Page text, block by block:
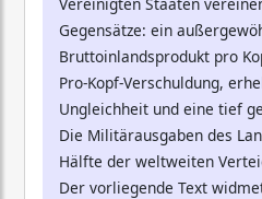
Gegensätze: ein
Bruttoinlandsprodukt pro
Pro-Kopf-Verschuldung,
Ungleichheit und eine tief
Die Militärausgaben des
Hälfte der weltweiten
Der vorliegende Text